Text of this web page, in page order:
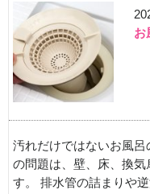
お
汚れだけではないお風
の問題は、壁、床、換
す。 排水管の詰まりや